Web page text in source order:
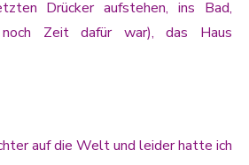
Drücker aufstehen, ins Bad,
noch Zeit dafür war), das Haus
auf die Welt und leider hatte ich